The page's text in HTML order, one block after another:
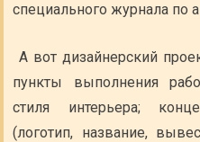
специального журнала по
А вот дизайнерский
пункты выполнения
стиля интерьера;
(логотип, название,